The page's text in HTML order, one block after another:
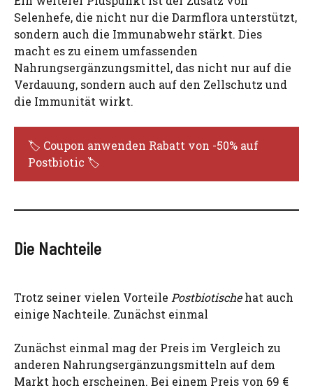
Selenhefe, die nicht nur die Darmflora unterstützt,
sondern auch die Immunabwehr stärkt. Dies
macht es zu einem umfassenden
Nahrungsergänzungsmittel, das nicht nur auf die
Verdauung, sondern auch auf den Zellschutz und
die Immunität wirkt.
🏷️ Coupon anwenden Rabatt von -50% auf
Postbiotic 🏷️
Die Nachteile
Trotz seiner vielen Vorteile Postbiotischehat auch
einige Nachteile. Zunächst einmal
Zunächst einmal mag der Preis im Vergleich zu
anderen Nahrungsergänzungsmitteln auf dem
Markt hoch erscheinen. Bei einem Preis von 69 €